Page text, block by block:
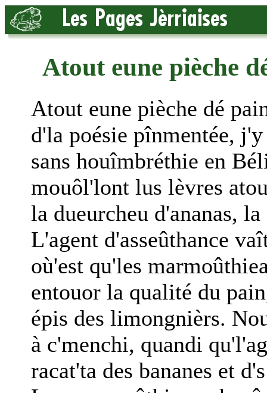
Atout eune pièche
Atout eune pièche dé
d'la poésie pînmentée,
sans houîmbréthie en
mouôl'lont lus lèvres
la dueurcheu d'ananas,
L'agent d'asseûthance
où'est qu'les
entouor la qualité du
épis des limongnièrs.
à c'menchi, quandi
racat'ta des bananes et